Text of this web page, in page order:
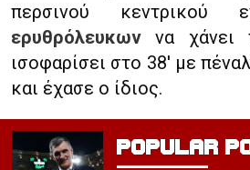
περσινού κεντρικού
ερυθρόλευκων να χάνει
ισοφαρίσει στο 38′ με
και έχασε ο ίδιος.
POPULAR